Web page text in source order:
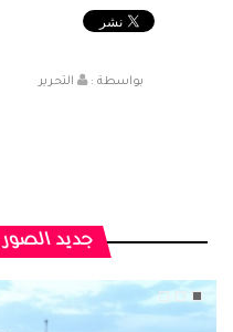
بواسطة : التحرير
جديد الصور